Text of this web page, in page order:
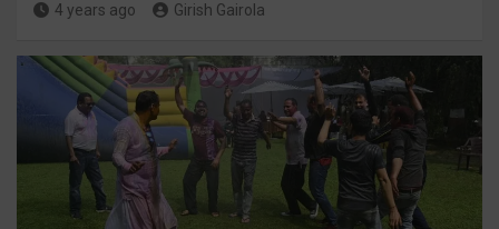
4 years ago Girish Gairola